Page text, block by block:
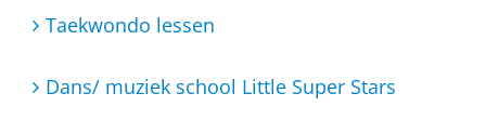
Taekwondo lessen
Dans/ muziek school Little Super Stars